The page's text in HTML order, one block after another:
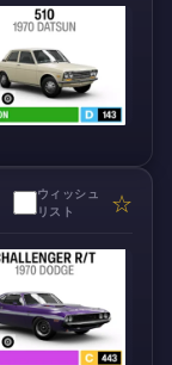
ウィッシュ
リスト
☆